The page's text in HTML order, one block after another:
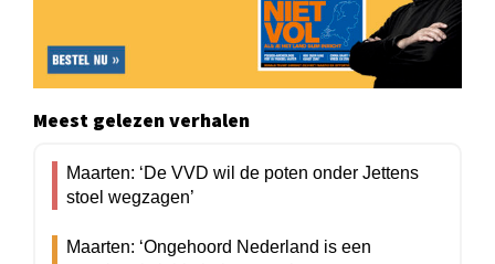
Meest gelezen verhalen
Maarten: ‘De VVD wil de poten onder Jettens
stoel wegzagen’
Maarten: ‘Ongehoord Nederland is een